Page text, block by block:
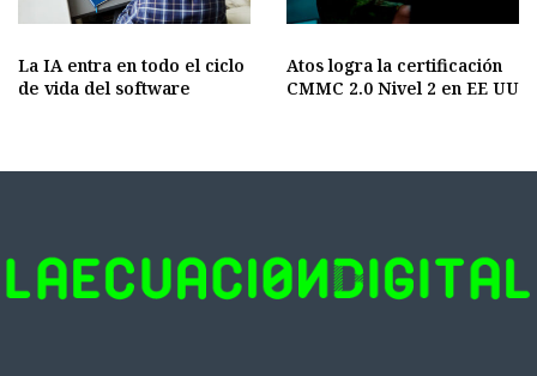
La IA entra en todo el ciclo
de vida del software
Atos logra la certificación
CMMC 2.0 Nivel 2 en EE UU